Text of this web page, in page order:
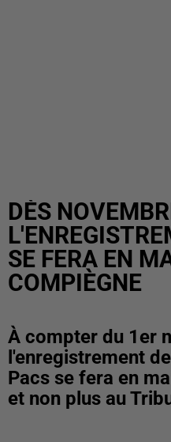
DÈS
SE FERA EN
COMPIÈGNE
À compter du 1er
l'enregistrement
Pacs se fera en
et non plus au